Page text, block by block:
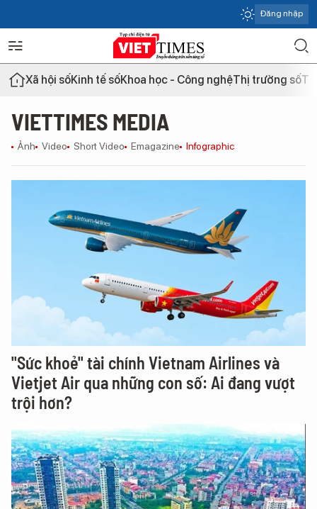
Đăng nhập
Xã hội sốKinh tế sốKhoa học - Công nghệThị trường số
VIETTIMES MEDIA
Ảnh Video Short Video Emagazine Infographic
"Sức khoẻ" tài chính Vietnam Airlines và
Vietjet Air qua những con số: Ai đang vượt
trội hơn?